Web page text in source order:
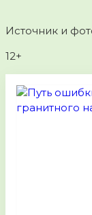
Источник и
12+